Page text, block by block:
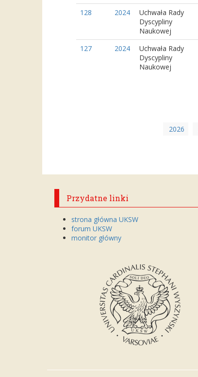
128 2024
Uchwała Rady
Dyscypliny
Naukowej
127 2024
Uchwała Rady
Dyscypliny
Naukowej
2026
Przydatne linki
strona główna UKSW
forum UKSW
monitor główny